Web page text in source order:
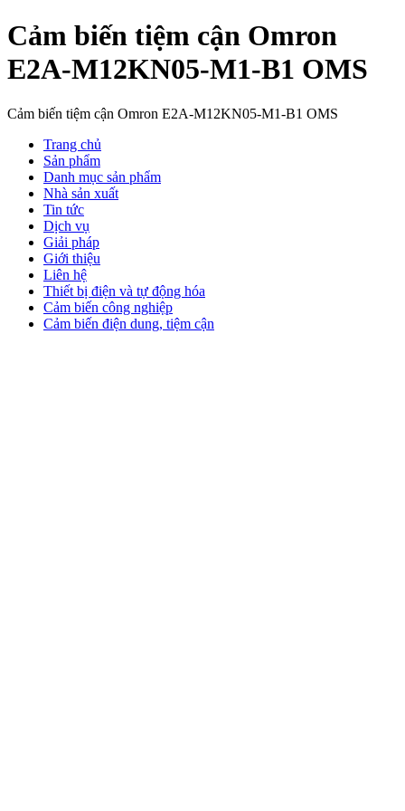
Cảm biến tiệm cận Omron
E2A-M12KN05-M1-B1 OMS
Cảm biến tiệm cận Omron E2A-M12KN05-M1-B1 OMS
Trang chủ
Sản phẩm
Danh mục sản phẩm
Nhà sản xuất
Tin tức
Dịch vụ
Giải pháp
Giới thiệu
Liên hệ
Thiết bị điện và tự động hóa
Cảm biến công nghiệp
Cảm biến điện dung, tiệm cận